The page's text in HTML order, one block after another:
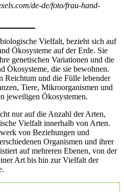
de-de/foto/frau-hand-
Vielfalt, bezieht sich auf
Ökosysteme auf der Erde. Sie
genetischen Variationen und die
Ökosysteme, die sie bewohnen.
Reichtum und die Fülle lebender
Tiere, Mikroorganismen und
jeweiligen Ökosystemen.
nur auf die Anzahl der Arten,
Vielfalt innerhalb von Arten.
von Beziehungen und
Organismen und ihrer
auf mehreren Ebenen, von der
Art bis hin zur Vielfalt der